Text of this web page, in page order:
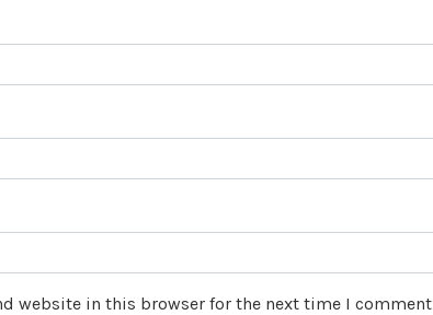
website in this browser for the next time I comment